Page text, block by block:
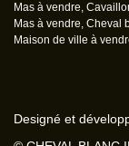
Mas à vendre,
Mas à vendre, Cheval
Maison de ville à
Designé et